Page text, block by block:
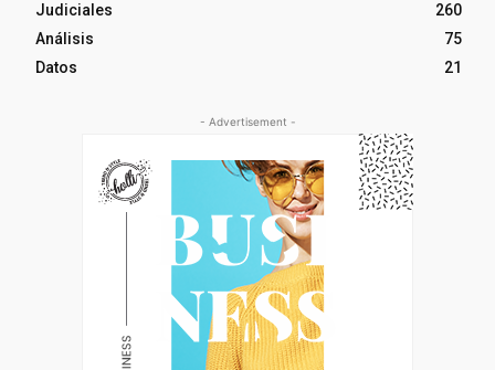
Judiciales
260
Análisis
75
Datos
21
- Advertisement -